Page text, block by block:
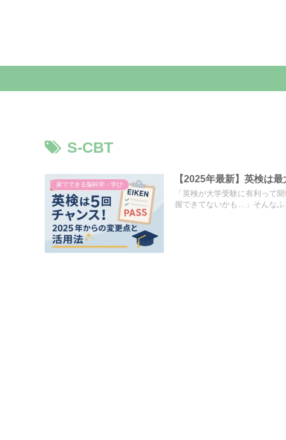
S-CBT
家でできる脳科学・学び
【2025年最新】英検は
「英検が大学受験に有利って
握できてないかも…」そんなふ